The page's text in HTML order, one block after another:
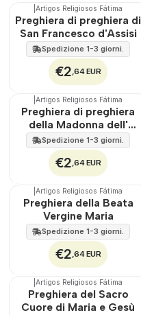
Artigos Religiosos Fátima
Preghiera di preghiera di
San Francesco d'Assisi
Spedizione 1-3 giorni.
€2,64 EUR
Artigos Religiosos Fátima
Preghiera di preghiera
della Madonna dell'
Assunzione
Spedizione 1-3 giorni.
€2,64 EUR
Artigos Religiosos Fátima
Preghiera della Beata
Vergine Maria
Spedizione 1-3 giorni.
€2,64 EUR
Artigos Religiosos Fátima
Preghiera del Sacro
Cuore di Maria e Gesù